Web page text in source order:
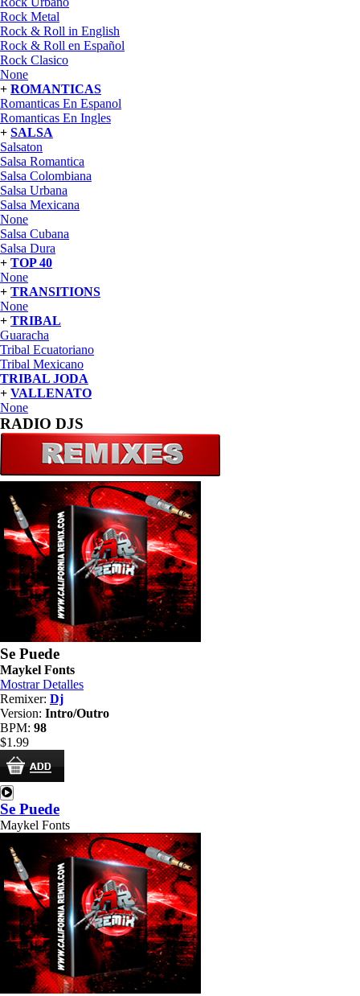
Rock Metal
Rock & Roll in English
Rock & Roll en Español
Rock Clasico
None
+ ROMANTICAS
Romanticas En Espanol
Romanticas En Ingles
+ SALSA
Salsaton
Salsa Romantica
Salsa Colombiana
Salsa Urbana
Salsa Mexicana
None
Salsa Cubana
Salsa Dura
+ TOP 40
None
+ TRANSITIONS
None
+ TRIBAL
Guaracha
Tribal Ecuatoriano
Tribal Mexicano
TRIBAL JODA
+ VALLENATO
None
RADIO DJS
Se Puede
Maykel Fonts
Mostrar Detalles
Remixer: Dj
Version: Intro/Outro
BPM: 98
$1.99
Se Puede
Maykel Fonts